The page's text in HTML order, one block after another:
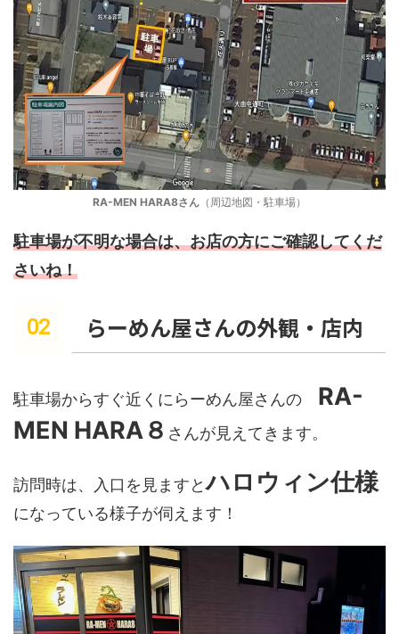
RA-MEN HARA8さん （周辺地図・駐車場）
駐車場が不明な場合は、お店の方にご確認してくだ
さいね！
らーめん屋さんの外観・店内
駐車場からすぐ近くにらーめん屋さんの RA-
MEN HARA８ さんが見えてきます。
訪問時は、入口を見ますとハロウィン仕様
になっている様子が伺えます！